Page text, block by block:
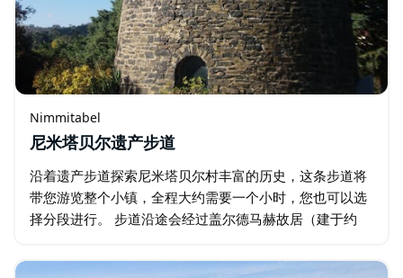
Nimmitabel
尼米塔贝尔遗产步道
沿着遗产步道探索尼米塔贝尔村丰富的历史，这条步道将
带您游览整个小镇，全程大约需要一个小时，您也可以选
择分段进行。 步道沿途会经过盖尔德马赫故居（建于约
安德鲁教堂…